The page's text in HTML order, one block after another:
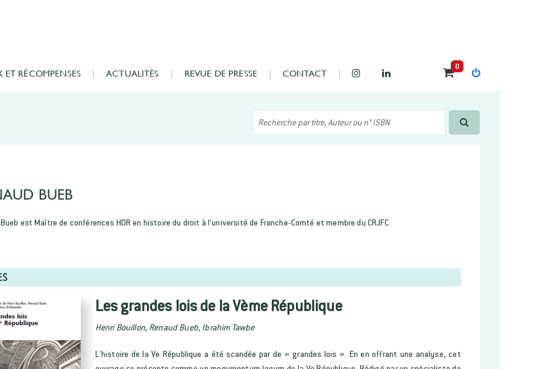
ET RÉCOMPENSES ACTUALITÉS REVUE DE PRESSE CONTACT
0
BUEB
est Maître de conférences HDR en histoire du droit à l’université de Franche-Comté et membre du CRJFC.
Les grandes lois de la Vème République
Henri Bouillon, Renaud Bueb, Ibrahim Tawbe
L’histoire de la Ve République a été scandée par de « grandes lois ». En en offrant une analyse, cet